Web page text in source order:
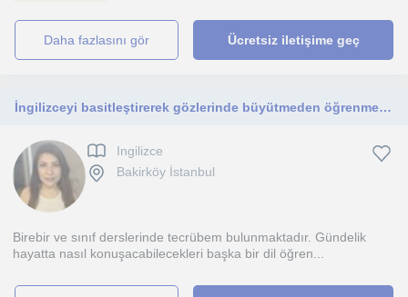
daha fazlasını gör Ücretsiz iletişime geç
İngilizceyi basitleştirerek gözlerinde büyütmeden öğrenmekerini sağlamak Ortaöğretim öğrencilerine yönelik
Ingilizce
Bakirköy İstanbul
Birebir ve sınıf derslerinde tecrübem bulunmaktadır. Gündelik
hayatta nasıl konuşacabilecekleri başka bir dil öğren...